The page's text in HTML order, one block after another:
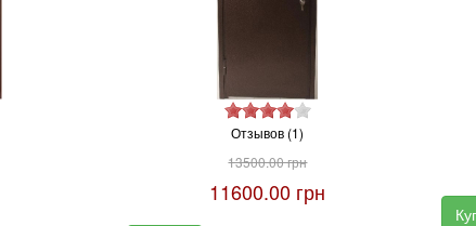
Отзывов (1)
13500.00 грн
11600.00 грн